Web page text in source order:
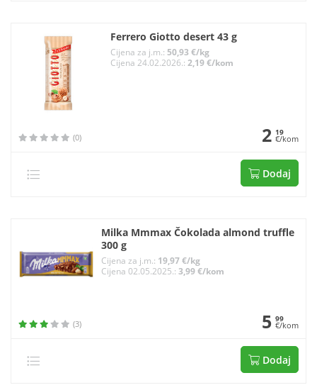
Ferrero Giotto desert 43 g
Cijena za j.m.: 50,93 €/kg
Cijena 24.02.2026.: 2,19 €/kom
(0) 2 19
€/kom
Dodaj
Milka Mmmax Čokolada almond truffle
300 g
Cijena za j.m.: 19,97 €/kg
Cijena 02.05.2025.: 3,99 €/kom
(3) 5 99
€/kom
Dodaj